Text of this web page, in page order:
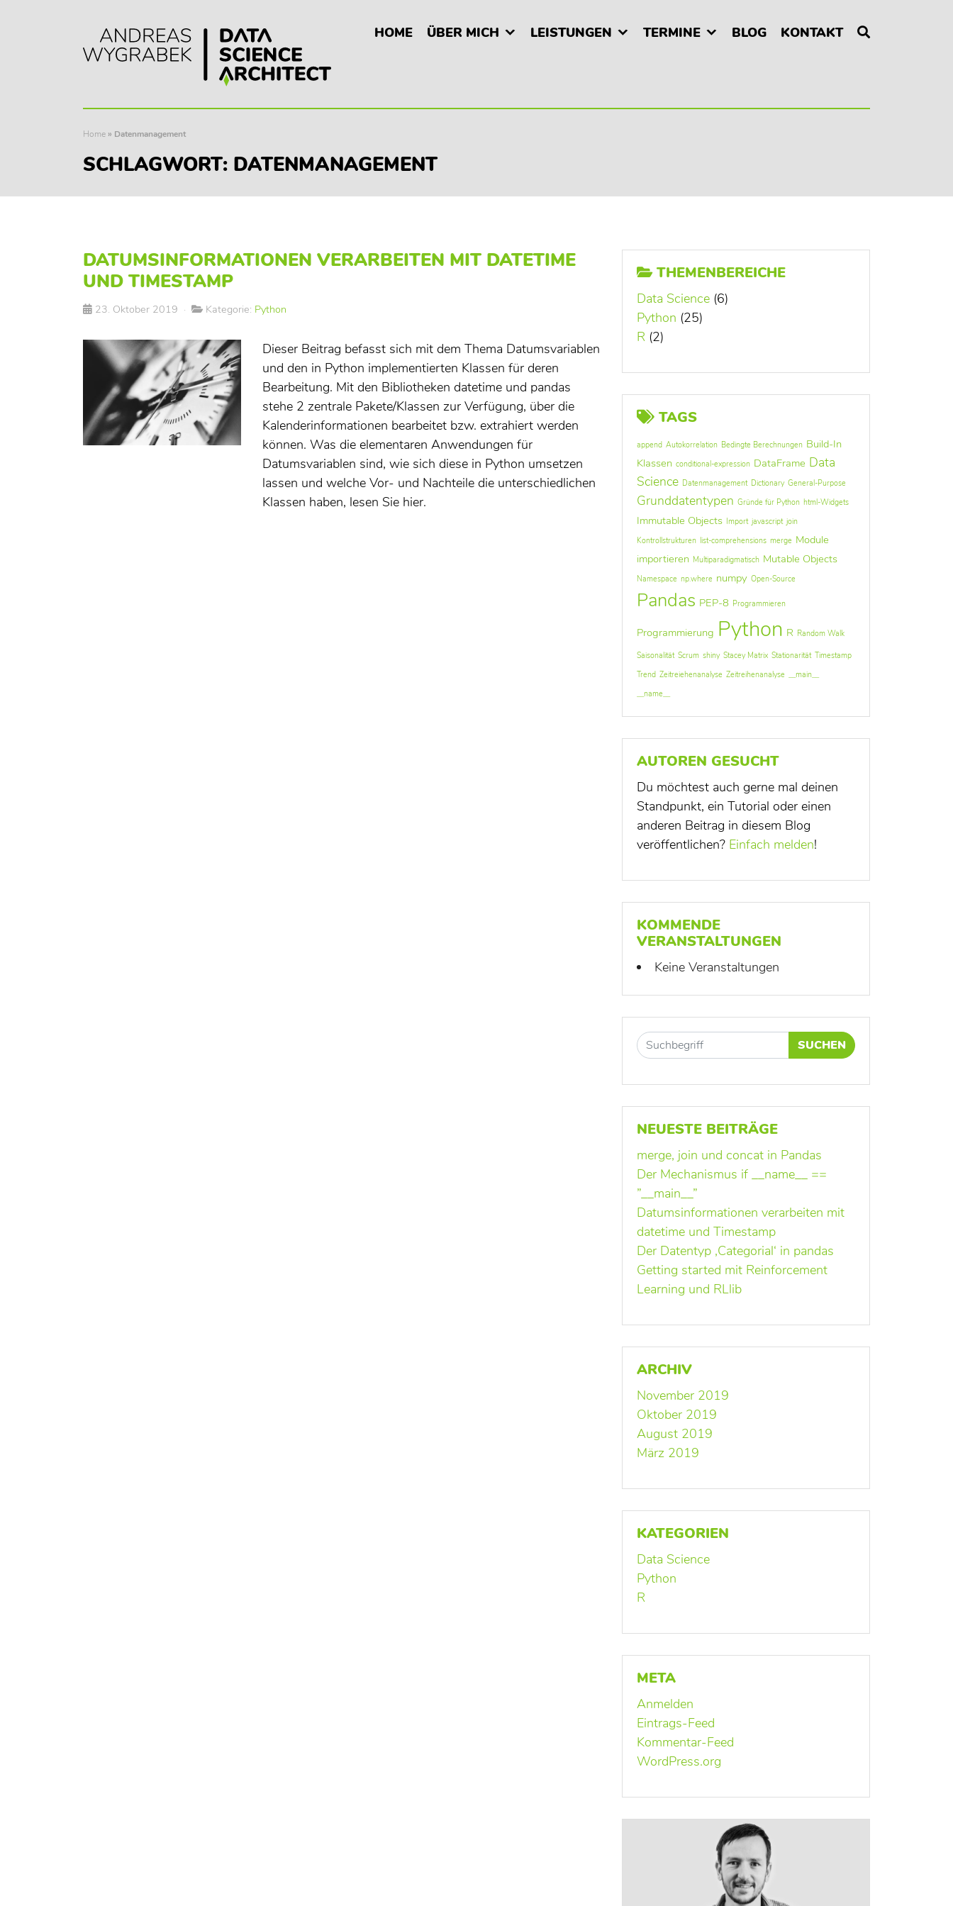
HOME ÜBER MICH LEISTUNGEN TERMINE BLOG KONTAKT
Home » Datenmanagement
SCHLAGWORT: DATENMANAGEMENT
DATUMSINFORMATIONEN VERARBEITEN MIT DATETIME
UND TIMESTAMP
23. Oktober 2019 · Kategorie: Python
Dieser Beitrag befasst sich mit dem Thema Datumsvariablen
und den in Python implementierten Klassen für deren
Bearbeitung. Mit den Bibliotheken datetime und pandas
stehe 2 zentrale Pakete/Klassen zur Verfügung, über die
Kalenderinformationen bearbeitet bzw. extrahiert werden
können. Was die elementaren Anwendungen für
Datumsvariablen sind, wie sich diese in Python umsetzen
lassen und welche Vor- und Nachteile die unterschiedlichen
Klassen haben, lesen Sie hier.
THEMENBEREICHE
Data Science (6)
Python (25)
R (2)
TAGS
append Autokorrelation Bedingte Berechnungen Build-In
Klassen conditional-expression DataFrame Data
Science Datenmanagement Dictionary General-Purpose
Grunddatentypen Gründe für Python html-Widgets
Immutable Objects Import javascript join
Kontrollstrukturen list-comprehensions merge Module
importieren Multiparadigmatisch Mutable Objects
Namespace np.where numpy Open-Source
Pandas PEP-8 Programmieren
Programmierung Python R Random Walk
Saisonalität Scrum shiny Stacey Matrix Stationarität Timestamp
Trend Zeitreiehenanalyse Zeitreihenanalyse __main__
__name__
AUTOREN GESUCHT
Du möchtest auch gerne mal deinen
Standpunkt, ein Tutorial oder einen
anderen Beitrag in diesem Blog
veröffentlichen? Einfach melden!
KOMMENDE
VERANSTALTUNGEN
Keine Veranstaltungen
SUCHEN
NEUESTE BEITRÄGE
merge, join und concat in Pandas
Der Mechanismus if __name__ ==
”__main__”
Datumsinformationen verarbeiten mit
datetime und Timestamp
Der Datentyp ‚Categorial‘ in pandas
Getting started mit Reinforcement
Learning und RLlib
ARCHIV
November 2019
Oktober 2019
August 2019
März 2019
KATEGORIEN
Data Science
Python
R
META
Anmelden
Eintrags-Feed
Kommentar-Feed
WordPress.org